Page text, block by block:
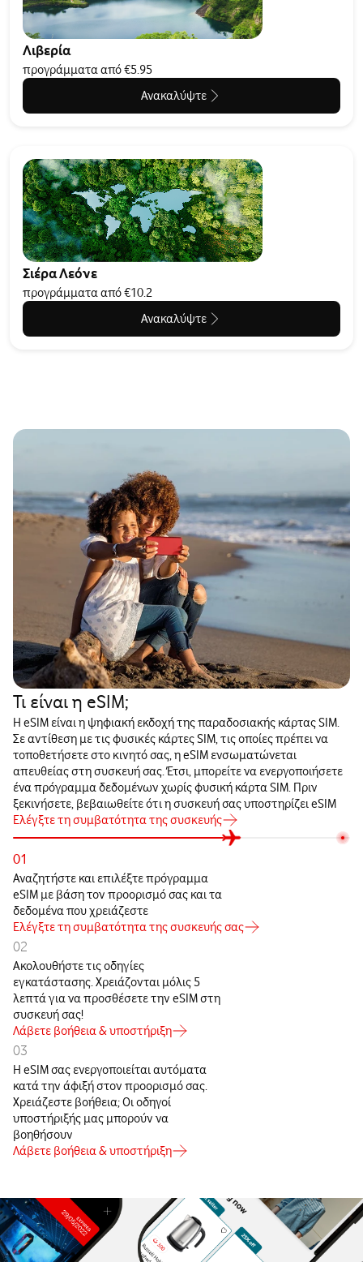
Λιβερία
προγράμματα από €5.95
Ανακαλύψτε
Σιέρα Λεόνε
προγράμματα από €10.2
Ανακαλύψτε
Τι είναι η eSIM;
Η eSIM είναι η ψηφιακή εκδοχή της παραδοσιακής κάρτας SIM.
Σε αντίθεση με τις φυσικές κάρτες SIM, τις οποίες πρέπει να
τοποθετήσετε στο κινητό σας, η eSIM ενσωματώνεται
απευθείας στη συσκευή σας. Έτσι, μπορείτε να ενεργοποιήσετε
ένα πρόγραμμα δεδομένων χωρίς φυσική κάρτα SIM. Πριν
ξεκινήσετε, βεβαιωθείτε ότι η συσκευή σας υποστηρίζει eSIM
Ελέγξτε τη συμβατότητα της συσκευής
01
Αναζητήστε και επιλέξτε πρόγραμμα
eSIM με βάση τον προορισμό σας και τα
δεδομένα που χρειάζεστε
Ελέγξτε τη συμβατότητα της συσκευής σας
02
Ακολουθήστε τις οδηγίες
εγκατάστασης. Χρειάζονται μόλις 5
λεπτά για να προσθέσετε την eSIM στη
συσκευή σας!
Λάβετε βοήθεια & υποστήριξη
03
Η eSIM σας ενεργοποιείται αυτόματα
κατά την άφιξή στον προορισμό σας.
Χρειάζεστε βοήθεια; Οι οδηγοί
υποστήριξής μας μπορούν να
βοηθήσουν
Λάβετε βοήθεια & υποστήριξη